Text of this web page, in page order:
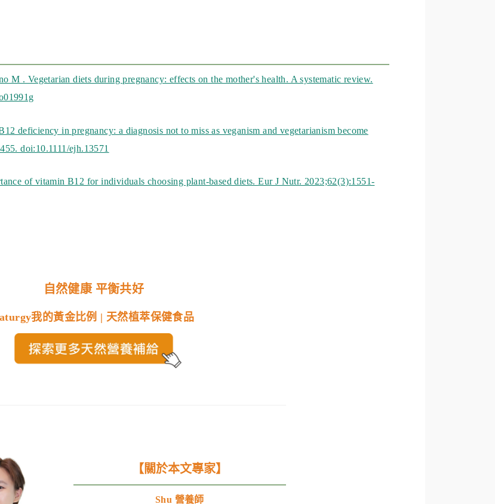
. Vegetarian diets during pregnancy: effects on the mother's health. A systematic review.
deficiency in pregnancy: a diagnosis not to miss as veganism and vegetarianism become
doi:10.1111/ejh.13571
of vitamin B12 for individuals choosing plant-based diets. Eur J Nutr. 2023;62(3):1551-
自然健康 平衡共好
我的黃金比例 | 天然植萃保健食品
【關於本文專家】
Shu 營養師